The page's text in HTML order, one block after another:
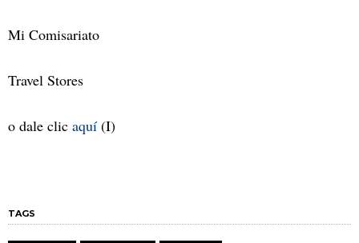
Mi Comisariato
Travel Stores
o dale clic aquí (I)
TAGS